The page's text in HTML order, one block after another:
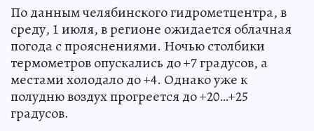
По данным челябинского гидрометцентра, в
среду, 1 июля, в регионе ожидается облачная
погода с прояснениями. Ночью столбики
термометров опускались до +7 градусов, а
местами холодало до +4. Однако уже к
полудню воздух прогреется до +20…+25
градусов.